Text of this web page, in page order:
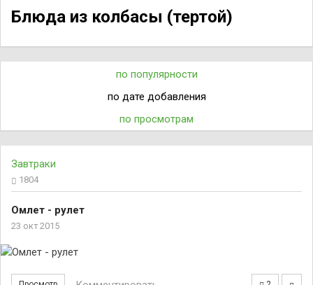
Блюда из колбасы (тертой)
по популярности
по дате добавления
по просмотрам
Завтраки
1804
Омлет - рулет
23 окт 2015